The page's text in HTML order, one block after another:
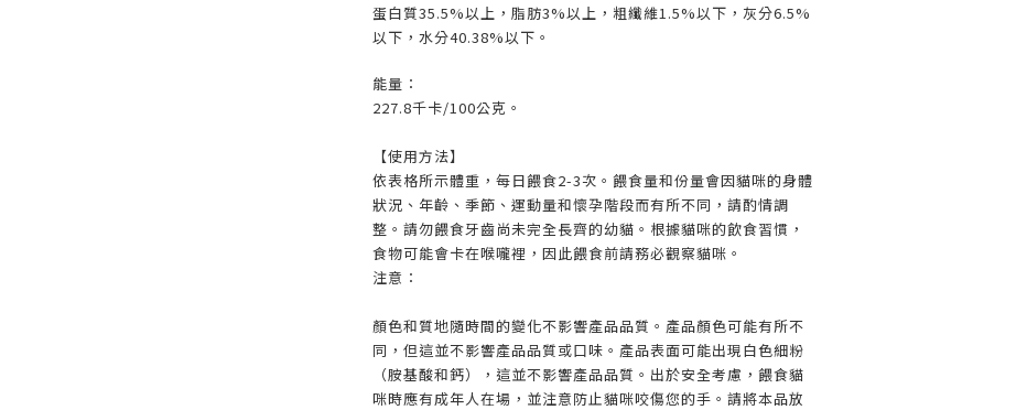
蛋白質35.5%以上，脂肪3%以上，粗纖維1.5%以下，灰分6.5%
以下，水分40.38%以下。
能量：
227.8千卡/100公克。
【使用方法】
依表格所示體重，每日餵食2-3次。餵食量和份量會因貓咪的身體
狀況、年齡、季節、運動量和懷孕階段而有所不同，請酌情調
整。請勿餵食牙齒尚未完全長齊的幼貓。根據貓咪的飲食習慣，
食物可能會卡在喉嚨裡，因此餵食前請務必觀察貓咪。
注意：
顏色和質地隨時間的變化不影響產品品質。產品顏色可能有所不
同，但這並不影響產品品質或口味。產品表面可能出現白色細粉
（胺基酸和鈣），這並不影響產品品質。出於安全考慮，餵食貓
咪時應有成年人在場，並注意防止貓咪咬傷您的手。請將本品放